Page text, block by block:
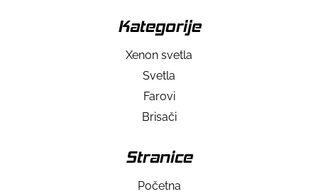
Kategorije
Xenon svetla
Svetla
Farovi
Brisači
Stranice
Početna